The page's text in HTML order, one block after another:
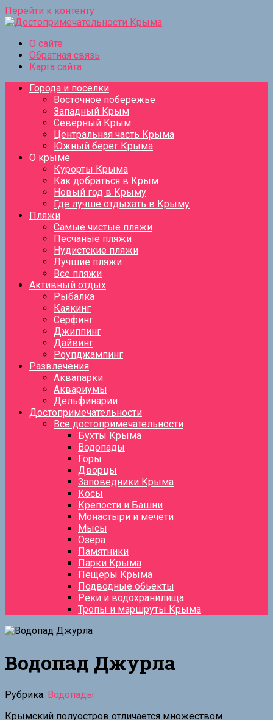
Перейти к контенту
О сайте
Обратная связь
Карта сайта
Города и поселки
Восточное побережье
Западный Крым
Северный Крым
Центральная часть Крыма
Южный берег Крыма
О крыме
Курорты Крыма
Как добраться в Крым
Новый год в Крыму
Где лучше отдыхать в Крыму
Пляжи
Самые чистые пляжи
Песчаные пляжи
Нудистские пляжи
Лучшие пляжи
Все пляжи
Активный отдых
Рыбалка
Каякинг
Серфинг
Джиппинг
Дайвинг
Роупджампинг
Развлечения
Аквапарки
Аквариумы
Дельфинарии
Достопримечательности
Все достопримечательности
Бухты Крыма
Водопады
Горы
Дворцы
Заповедники Крыма
Косы
Крепости и Башни
Монастыри и мечети
Мысы
Озера
Памятники
Парки Крыма
Пещеры Крыма
Подводные обьекты
Реки и водохранилища
Тропы и маршруты Крыма
Водопад Джурла
Рубрика: Водопады
Крымский полуостров отличается множеством